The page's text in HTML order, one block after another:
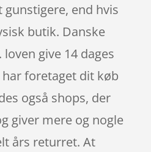
end hvis
butik. Danske
give 14 dages
foretaget dit køb
også shops, der
giver mere og nogle
års returret. At